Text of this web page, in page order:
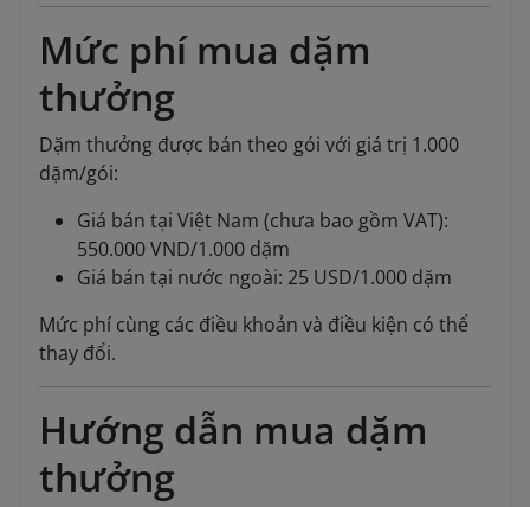
Mức phí mua dặm
thưởng
Dặm thưởng được bán theo gói với giá trị 1.000
dặm/gói:
Giá bán tại Việt Nam (chưa bao gồm VAT):
550.000 VND/1.000 dặm
Giá bán tại nước ngoài: 25 USD/1.000 dặm
Mức phí cùng các điều khoản và điều kiện có thể
thay đổi.
Hướng dẫn mua dặm
thưởng